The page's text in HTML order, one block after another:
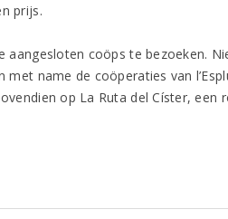
prijs.
coöps te bezoeken.
name de coöperaties van
op La Ruta del Císter, een